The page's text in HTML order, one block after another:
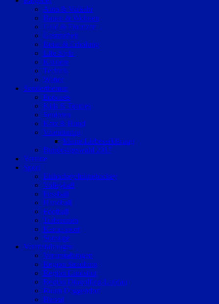
Auto & Verkehr
Bauen & Wohnen
Geld & Finanzen
Gesundheit
Reise & Erholung
Life-Style
Karriere
Technik
Wetter
Sonderthemen
Podcasts
Kids & Teenies
Senioren
Katz & Hund
Valentinstag
Meine Liebeserklärung
Bundestagswahl 2017
Vereine
Sport
Eishockey/Inlinehockey
Volleyball
Fussball
Handball
Football
Trabrennen
Kampfsport
Sonstige
Veranstaltungen
Veranstaltungen
Region Straubing
Region Landshut
Region Dingolfing-Landau
Raum Deggendorf
Bluval